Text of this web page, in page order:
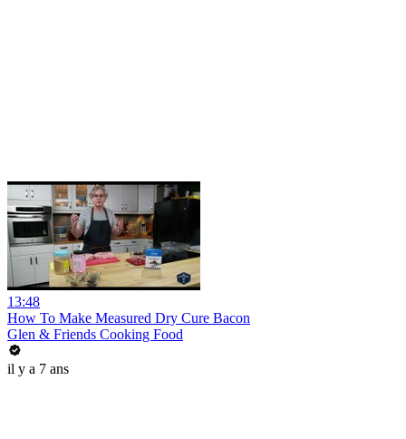
13:48
How To Make Measured Dry Cure Bacon
Glen & Friends Cooking Food
il y a 7 ans